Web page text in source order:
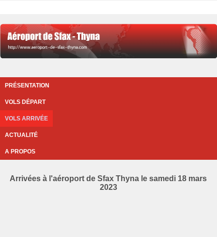
PRÉSENTATION
VOLS DÉPART
VOLS ARRIVÉE
ACTUALITÉ
A PROPOS
Arrivées à l'aéroport de Sfax Thyna le samedi 18 mars
2023